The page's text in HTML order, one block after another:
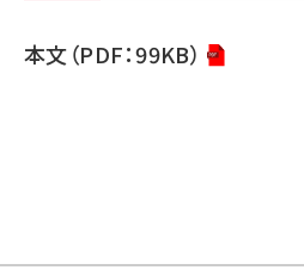
本文（PDF：99KB）